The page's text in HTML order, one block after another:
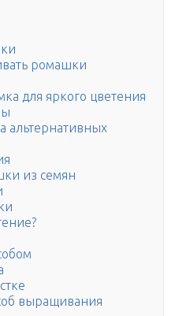
ромашки
для яркого цветения
альтернативных
из семян
выращивания